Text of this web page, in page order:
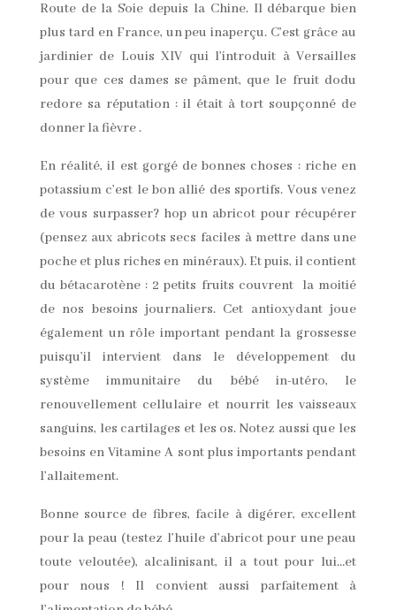
Route de la Soie depuis la Chine. Il débarque bien
plus tard en France, un peu inaperçu. C’est grâce au
jardinier de Louis XIV qui l’introduit à Versailles
pour que ces dames se pâment, que le fruit dodu
redore sa réputation : il était à tort soupçonné de
donner la fièvre .
En réalité, il est gorgé de bonnes choses : riche en
potassium c’est le bon allié des sportifs. Vous venez
de vous surpasser? hop un abricot pour récupérer
(pensez aux abricots secs faciles à mettre dans une
poche et plus riches en minéraux). Et puis, il contient
du bétacarotène : 2 petits fruits couvrent la moitié
de nos besoins journaliers. Cet antioxydant joue
également un rôle important pendant la grossesse
puisqu’il intervient dans le développement du
système immunitaire du bébé in-utéro, le
renouvellement cellulaire et nourrit les vaisseaux
sanguins, les cartilages et les os. Notez aussi que les
besoins en Vitamine A sont plus importants pendant
l’allaitement.
Bonne source de fibres, facile à digérer, excellent
pour la peau (testez l’huile d’abricot pour une peau
toute veloutée), alcalinisant, il a tout pour lui…et
pour nous ! Il convient aussi parfaitement à